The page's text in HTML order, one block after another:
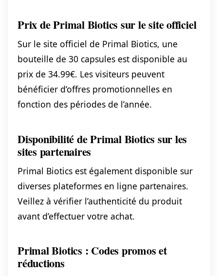
Prix de Primal Biotics sur le site officiel
Sur le site officiel de Primal Biotics, une
bouteille de 30 capsules est disponible au
prix de 34.99€. Les visiteurs peuvent
bénéficier d’offres promotionnelles en
fonction des périodes de l’année.
Disponibilité de Primal Biotics sur les
sites partenaires
Primal Biotics est également disponible sur
diverses plateformes en ligne partenaires.
Veillez à vérifier l’authenticité du produit
avant d’effectuer votre achat.
Primal Biotics : Codes promos et
réductions